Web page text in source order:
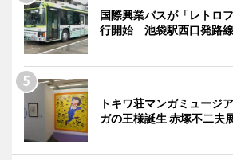
国際興業バスが「レトロ
行開始 池袋駅西口発路
トキワ荘マンガミュージ
ガの王様誕生 赤塚不二夫